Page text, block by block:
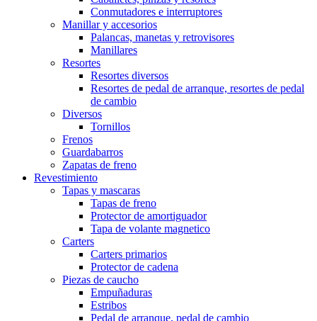
Conmutadores e interruptores
Manillar y accesorios
Palancas, manetas y retrovisores
Manillares
Resortes
Resortes diversos
Resortes de pedal de arranque, resortes de pedal
de cambio
Diversos
Tornillos
Frenos
Guardabarros
Zapatas de freno
Revestimiento
Tapas y mascaras
Tapas de freno
Protector de amortiguador
Tapa de volante magnetico
Carters
Carters primarios
Protector de cadena
Piezas de caucho
Empuñaduras
Estribos
Pedal de arranque, pedal de cambio